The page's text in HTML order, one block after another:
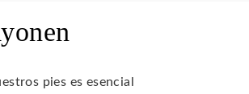
pies es esencial